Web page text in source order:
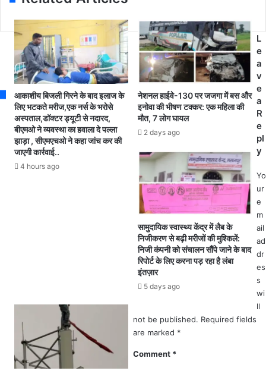
अ
ही
पि
ता
की
टां
गी
के
चो
री
मा
ले
का
चौ
की
आकाशीय बिजली गिरने के बाद इलाज के
लिए भटकते मरीज,एक नर्स के भरोसे
अस्पताल,डॉक्टर ड्यूटी से नदारद,
बीएमओ ने व्यवस्था का हवाला दे पल्ला
झाड़ा , सीएमएचओ ने कहा जांच कर की
जाएगी कार्रवाई..
4 hours ago
नेशनल हाईवे-130 पर जजगा में बस और
इनोवा की भीषण टक्कर: एक महिला की
मौत, 7 लोग घायल
2 days ago
सामुदायिक स्वास्थ्य केंद्र में लैब के
निजीकरण से बढ़ी मरीजों की मुश्किलें:
निजी कंपनी को संचालन सौंपे जाने के बाद
रिपोर्ट के लिए करना पड़ रहा है लंबा
इंतज़ार
5 days ago
L
e
a
v
e
a
R
e
pl
y
Yo
ur
e
m
ail
ad
dr
es
s
wi
ll
not be published. Required fields
are marked *
Comment *